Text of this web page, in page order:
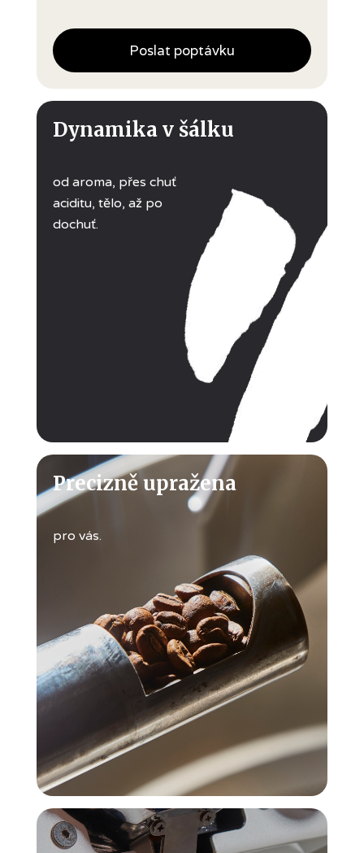
Poslat poptávku
Dynamika v šálku
od aroma, přes chuť
aciditu, tělo, až po
dochuť.
Precizně upražena
pro vás.